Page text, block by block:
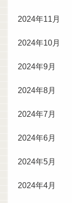
2024年11月
2024年10月
2024年9月
2024年8月
2024年7月
2024年6月
2024年5月
2024年4月